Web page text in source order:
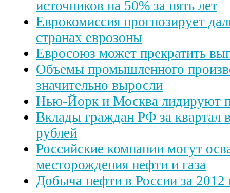
источников на 50% за пять лет
Еврокомиссия прогнозирует
странах еврозоны
Евросоюз может прекратить
Объемы промышленного
значительно выросли
Нью-Йорк и Москва лидируют
Вклады граждан РФ за квартал
рублей
Российские компании могут
месторождения нефти и газа
Добыча нефти в России за 2012